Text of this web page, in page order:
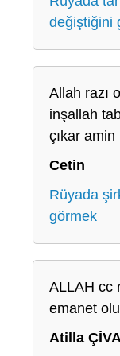
değiştiğini
Allah razı
inşallah
çıkar amin
Cetin
Rüyada
görmek
ALLAH cc
emanet
Atilla